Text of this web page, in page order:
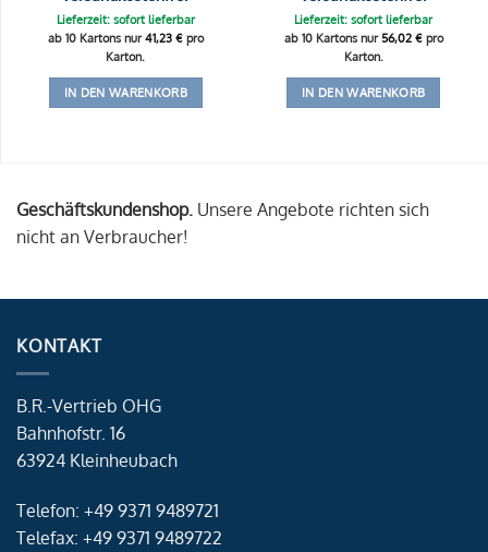
Lieferzeit: sofort lieferbar
ab 10 Kartons nur41,23 €pro
Karton.
IN DEN WARENKORB
Lieferzeit: sofort lieferbar
ab 10 Kartons nur56,02 €pro
Karton.
IN DEN WARENKORB
Geschäftskundenshop. Unsere Angebote richten sich
nicht an Verbraucher!
KONTAKT
B.R.-Vertrieb OHG
Bahnhofstr. 16
63924 Kleinheubach
Telefon: +49 9371 9489721
Telefax: +49 9371 9489722